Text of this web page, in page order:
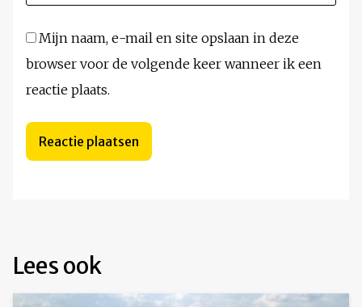
Mijn naam, e-mail en site opslaan in deze
browser voor de volgende keer wanneer ik een
reactie plaats.
Lees ook